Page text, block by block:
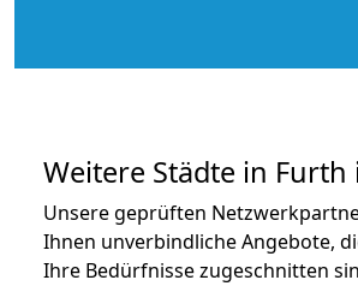
Weitere Städte in Furth
Unsere geprüften
Ihnen unverbindliche Angebote,
Ihre Bedürfnisse zugeschnitten